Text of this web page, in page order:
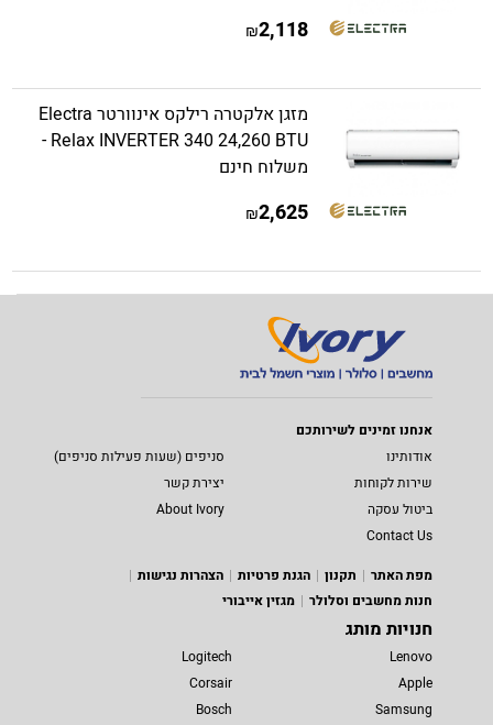
2,118
₪
מזגן אלקטרה רילקס אינוורטר Electra
Relax INVERTER 340 24,260 BTU -
משלוח חינם
2,625
₪
אנחנו זמינים לשירותכם
אודותינו
סניפים (שעות פעילות סניפים)
שירות לקוחות
יצירת קשר
ביטול עסקה
About Ivory
Contact Us
מפת האתר
תקנון הגנת פרטיות
הצהרות נגישות
חנות מחשבים וסלולר
מגזין אייבורי
חנויות מותג
Lenovo
Apple
Samsung
Logitech
Corsair
Bosch